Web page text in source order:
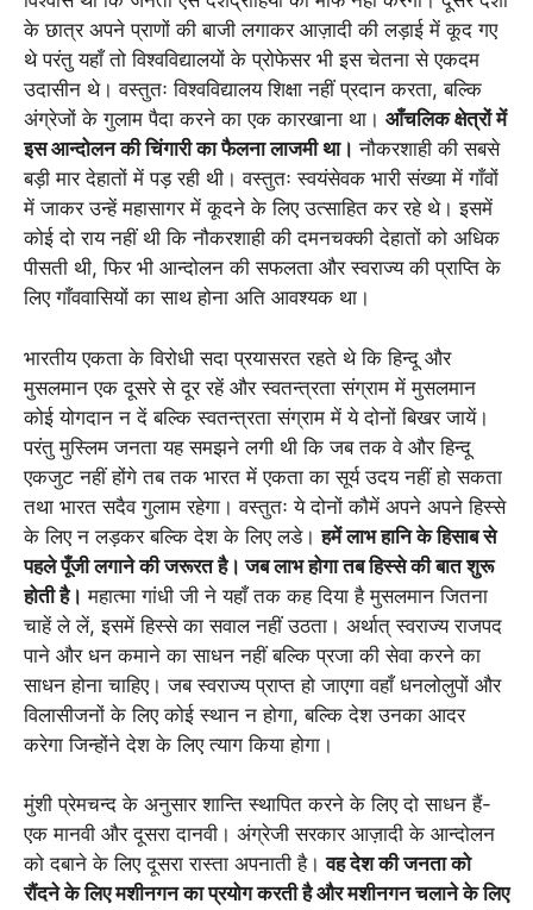
के छात्र अपने प्राणों की बाजी लगाकर आज़ादी की लड़ाई में कूद गए
थे परंतु यहाँ तो विश्वविद्यालयों के प्रोफेसर भी इस चेतना से एकदम
उदासीन थे। वस्तुतः विश्वविद्यालय शिक्षा नहीं प्रदान करता, बल्कि
अंग्रेजों के गुलाम पैदा करने का एक कारखाना था। आँचलिक क्षेत्रों में
इस आन्दोलन की चिंगारी का फैलना लाजमी था। नौकरशाही की सबसे
बड़ी मार देहातों में पड़ रही थी। वस्तुतः स्वयंसेवक भारी संख्या में गाँवों
में जाकर उन्हें महासागर में कूदने के लिए उत्साहित कर रहे थे। इसमें
कोई दो राय नहीं थी कि नौकरशाही की दमनचक्की देहातों को अधिक
पीसती थी, फिर भी आन्दोलन की सफलता और स्वराज्य की प्राप्ति के
लिए गाँववासियों का साथ होना अति आवश्यक था।
भारतीय एकता के विरोधी सदा प्रयासरत रहते थे कि हिन्दू और
मुसलमान एक दूसरे से दूर रहें और स्वतन्त्रता संग्राम में मुसलमान
कोई योगदान न दें बल्कि स्वतन्त्रता संग्राम में ये दोनों बिखर जायें।
परंतु मुस्लिम जनता यह समझने लगी थी कि जब तक वे और हिन्दू
एकजुट नहीं होंगे तब तक भारत में एकता का सूर्य उदय नहीं हो सकता
तथा भारत सदैव गुलाम रहेगा। वस्तुतः ये दोनों कौमें अपने अपने हिस्से
के लिए न लड़कर बल्कि देश के लिए लडे।हमें लाभ हानि के हिसाब से
पहले पूँजी लगाने की जरूरत है। जब लाभ होगा तब हिस्से की बात शुरू
होती है। महात्मा गांधी जी ने यहाँ तक कह दिया है मुसलमान जितना
चाहें ले लें, इसमें हिस्से का सवाल नहीं उठता। अर्थात् स्वराज्य राजपद
पाने और धन कमाने का साधन नहीं बल्कि प्रजा की सेवा करने का
साधन होना चाहिए। जब स्वराज्य प्राप्त हो जाएगा वहाँ धनलोलुपों और
विलासीजनों के लिए कोई स्थान न होगा, बल्कि देश उनका आदर
करेगा जिन्होंने देश के लिए त्याग किया होगा।
मुंशी प्रेमचन्द के अनुसार शान्ति स्थापित करने के लिए दो साधन हैं-
एक मानवी और दूसरा दानवी। अंग्रेजी सरकार आज़ादी के आन्दोलन
को दबाने के लिए दूसरा रास्ता अपनाती है।वह देश की जनता को
रौंदने के लिए मशीनगन का प्रयोग करती है और मशीनगन चलाने के लिए